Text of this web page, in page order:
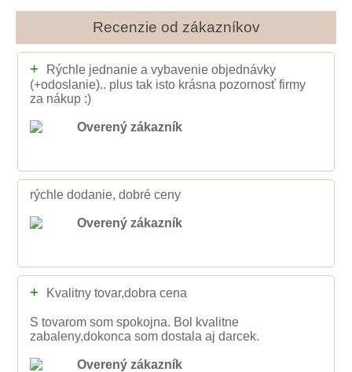
Recenzie od zákazníkov
+
Rýchle jednanie a vybavenie objednávky
(+odoslanie).. plus tak isto krásna pozornosť firmy
za nákup :)
Overený zákazník
rýchle dodanie, dobré ceny
Overený zákazník
+ Kvalitny tovar,dobra cena
S tovarom som spokojna. Bol kvalitne
zabaleny,dokonca som dostala aj darcek.
Overený zákazník